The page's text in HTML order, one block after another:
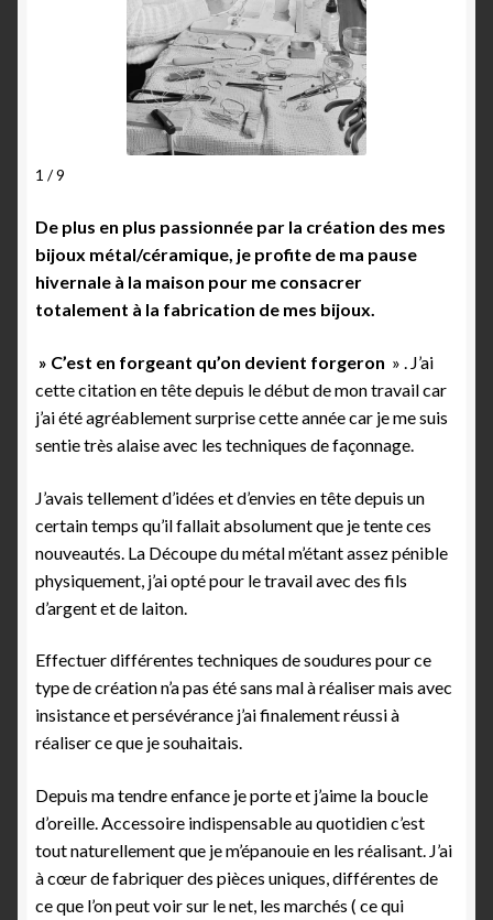
1 / 9
De plus en plus passionnée par la création des mes
bijoux métal/céramique, je profite de ma pause
hivernale à la maison pour me consacrer
totalement à la fabrication de mes bijoux.
» C’est en forgeant qu’on devient forgeron » . J’ai
cette citation en tête depuis le début de mon travail car
j’ai été agréablement surprise cette année car je me suis
sentie très alaise avec les techniques de façonnage.
J’avais tellement d’idées et d’envies en tête depuis un
certain temps qu’il fallait absolument que je tente ces
nouveautés. La Découpe du métal m’étant assez pénible
physiquement, j’ai opté pour le travail avec des fils
d’argent et de laiton.
Effectuer différentes techniques de soudures pour ce
type de création n’a pas été sans mal à réaliser mais avec
insistance et persévérance j’ai finalement réussi à
réaliser ce que je souhaitais.
Depuis ma tendre enfance je porte et j’aime la boucle
d’oreille. Accessoire indispensable au quotidien c’est
tout naturellement que je m’épanouie en les réalisant. J’ai
à cœur de fabriquer des pièces uniques, différentes de
ce que l’on peut voir sur le net, les marchés ( ce qui